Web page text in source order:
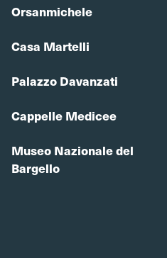
Orsanmichele
Casa Martelli
Palazzo Davanzati
Cappelle Medicee
Museo Nazionale del
Bargello